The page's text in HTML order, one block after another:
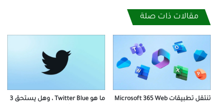
مقالات ذات صلة
تنتقل تطبيقات Microsoft 365 Web
ما هو Twitter Blue ، وهل يستحق 3